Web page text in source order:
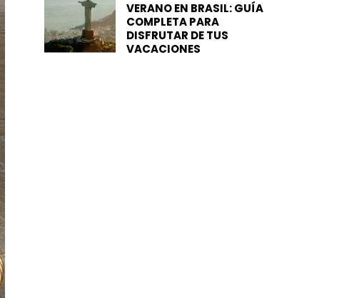
VERANO EN BRASIL: GUÍA
COMPLETA PARA
DISFRUTAR DE TUS
VACACIONES